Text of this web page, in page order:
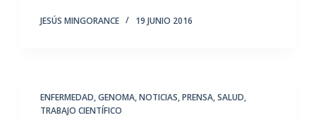
JESÚS MINGORANCE 19 JUNIO 2016
ENFERMEDAD,GENOMA,NOTICIAS,PRENSA,SALUD,
TRABAJO CIENTÍFICO